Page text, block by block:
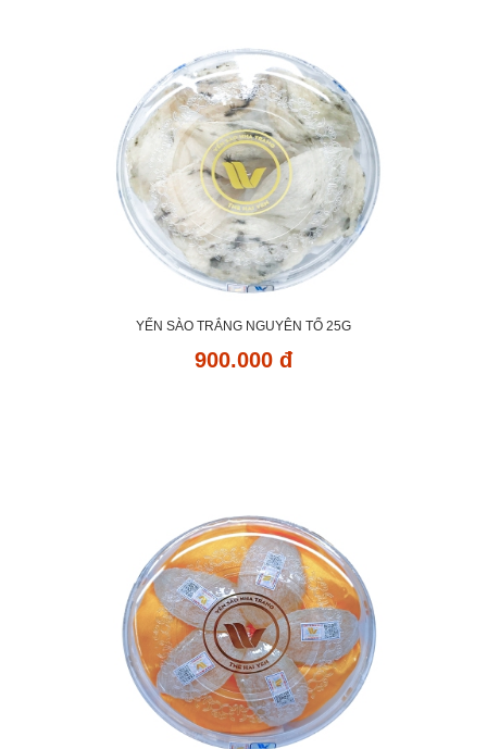
YẾN SÀO TRẮNG NGUYÊN TỔ 25G
900.000 đ